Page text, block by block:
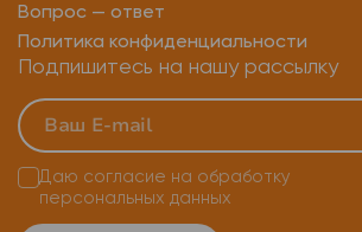
Вопрос — ответ
Политика конфиденциальности
Подпишитесь на нашу рассылку
Даю согласие на обработку
персональных данных